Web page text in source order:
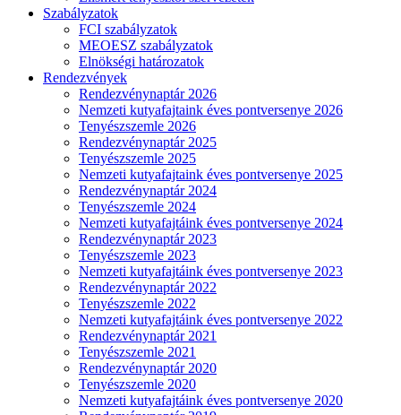
Szabályzatok
FCI szabályzatok
MEOESZ szabályzatok
Elnökségi határozatok
Rendezvények
Rendezvénynaptár 2026
Nemzeti kutyafajtaink éves pontversenye 2026
Tenyészszemle 2026
Rendezvénynaptár 2025
Tenyészszemle 2025
Nemzeti kutyafajtaink éves pontversenye 2025
Rendezvénynaptár 2024
Tenyészszemle 2024
Nemzeti kutyafajtáink éves pontversenye 2024
Rendezvénynaptár 2023
Tenyészszemle 2023
Nemzeti kutyafajtáink éves pontversenye 2023
Rendezvénynaptár 2022
Tenyészszemle 2022
Nemzeti kutyafajtáink éves pontversenye 2022
Rendezvénynaptár 2021
Tenyészszemle 2021
Rendezvénynaptár 2020
Tenyészszemle 2020
Nemzeti kutyafajtáink éves pontversenye 2020